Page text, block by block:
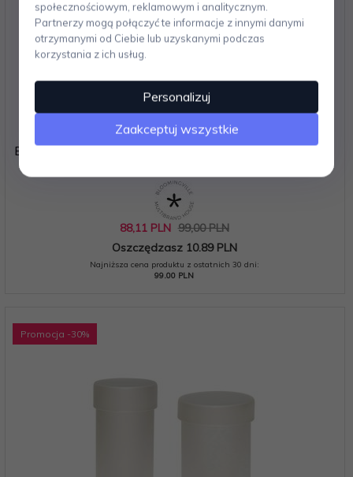
Bloomingville LIMONE Cukiernica - Pojemnik z Pokrywką
88,11 PLN 99,00 PLN
Oszczędzasz 10.89 PLN
Najniższa cena produktu z ostatnich 30 dni:
99.00 PLN
Promocja -30%
społecznościowym, reklamowym i analitycznym.
Partnerzy mogą połączyć te informacje z innymi danymi
otrzymanymi od Ciebie lub uzyskanymi podczas
korzystania z ich usług.
Personalizuj
Zaakceptuj wszystkie